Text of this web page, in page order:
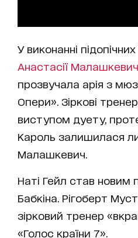
У виконанні
Анастасії Малашкевич
прозвучала арія з
Опери». Зіркові
виступом дуету,
Кароль залишилася
Малашкевич.
Наті Гейл став новим
Бабкіна. Рігоберт
зірковий тренер
«Голос країни 7».